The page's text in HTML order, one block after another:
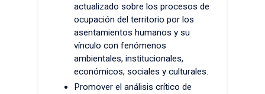
actualizado sobre los procesos de
ocupación del territorio por los
asentamientos humanos y su
vínculo con fenómenos
ambientales, institucionales,
económicos, sociales y culturales.
Promover el análisis crítico de